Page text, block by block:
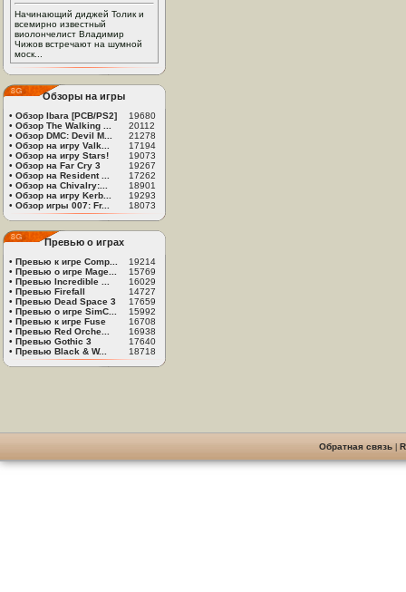
Начинающий диджей Толик и
всемирно известный
виолончелист Владимир
Чижов встречают на шумной
моск...
Обзоры на игры
• Обзор Ibara [PCB/PS2]
19680
• Обзор The Walking ...
20112
• Обзор DMC: Devil M...
21278
• Обзор на игру Valk...
17194
• Обзор на игру Stars!
19073
• Обзор на Far Cry 3
19267
• Обзор на Resident ...
17262
• Обзор на Chivalry:...
18901
• Обзор на игру Kerb...
19293
• Обзор игры 007: Fr... 18073
Превью о играх
• Превью к игре Comp...
19214
• Превью о игре Mage...
15769
• Превью Incredible ...
16029
• Превью Firefall
14727
• Превью Dead Space 3
17659
• Превью о игре SimC...
15992
• Превью к игре Fuse
16708
• Превью Red Orche...
16938
• Превью Gothic 3
17640
• Превью Black & W... 18718
Обратная связь